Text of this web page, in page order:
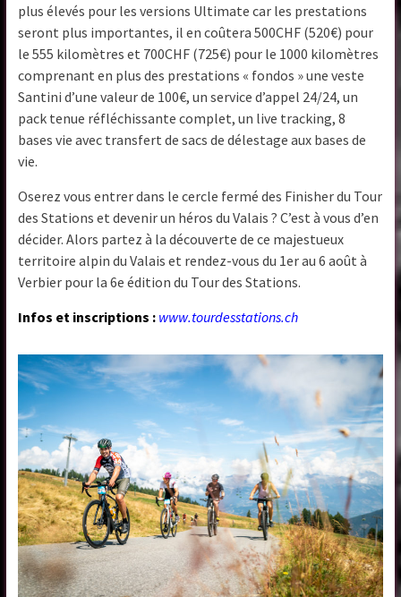
plus élevés pour les versions Ultimate car les prestations
seront plus importantes, il en coûtera 500CHF (520€) pour
le 555 kilomètres et 700CHF (725€) pour le 1000 kilomètres
comprenant en plus des prestations « fondos » une veste
Santini d’une valeur de 100€, un service d’appel 24/24, un
pack tenue réfléchissante complet, un live tracking, 8
bases vie avec transfert de sacs de délestage aux bases de
vie.
Oserez vous entrer dans le cercle fermé des Finisher du Tour
des Stations et devenir un héros du Valais ? C’est à vous d’en
décider. Alors partez à la découverte de ce majestueux
territoire alpin du Valais et rendez-vous du 1er au 6 août à
Verbier pour la 6e édition du Tour des Stations.
Infos et inscriptions : www.tourdesstations.ch